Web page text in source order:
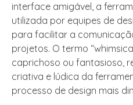
interface amigável, a
utilizada por equipes de
para facilitar a
projetos. O termo
caprichoso ou fantasioso,
criativa e lúdica da
processo de design mais